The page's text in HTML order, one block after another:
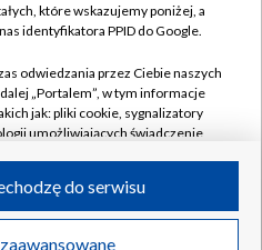
S.A. w likwidacji
które wskazujemy poniżej, a
identyfikatora PPID do Google.
odwiedzania przez Ciebie naszych
„Portalem”, w tym informacje
jak: pliki cookie, sygnalizatory
umożliwiających świadczenie
odwiedzania przez Ciebie
do serwisu